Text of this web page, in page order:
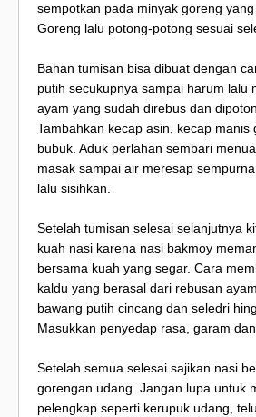
sempotkan pada minyak goreng yang
Goreng lalu potong-potong sesuai
Bahan tumisan bisa dibuat dengan
putih secukupnya sampai harum lalu
ayam yang sudah direbus dan
Tambahkan kecap asin, kecap manis
bubuk. Aduk perlahan sembari
masak sampai air meresap
lalu sisihkan.
Setelah tumisan selesai selanjutnya
kuah nasi karena nasi bakmoy
bersama kuah yang segar. Cara
kaldu yang berasal dari rebusan
bawang putih cincang dan seledri
Masukkan penyedap rasa, garam
Setelah semua selesai sajikan nasi
gorengan udang. Jangan lupa untuk
pelengkap seperti kerupuk udang,